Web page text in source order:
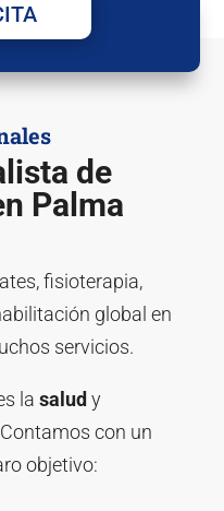
de
Palma
fisioterapia,
global en
servicios.
la salud y
con un
objetivo: